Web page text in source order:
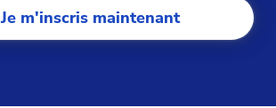
Je m'inscris maintenant